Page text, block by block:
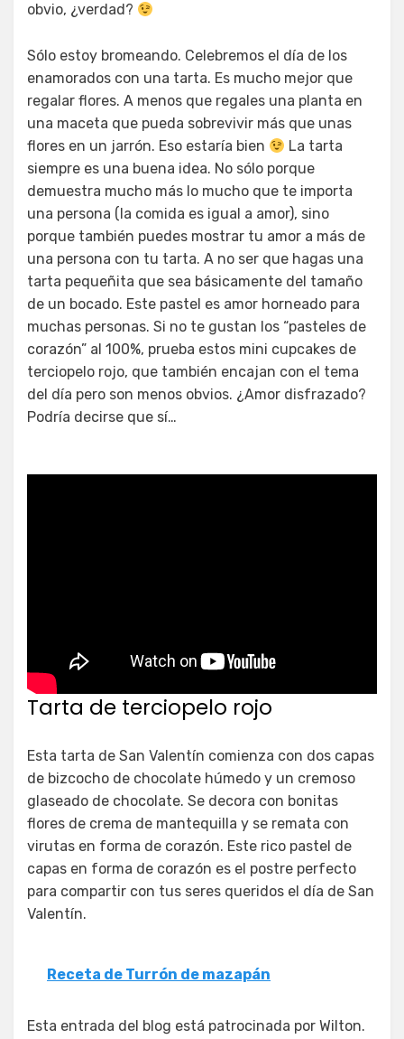
obvio, ¿verdad?
Sólo estoy bromeando. Celebremos el día de los
enamorados con una tarta. Es mucho mejor que
regalar flores. A menos que regales una planta en
una maceta que pueda sobrevivir más que unas
flores en un jarrón. Eso estaría bien
La tarta
siempre es una buena idea. No sólo porque
demuestra mucho más lo mucho que te importa
una persona (la comida es igual a amor), sino
porque también puedes mostrar tu amor a más de
una persona con tu tarta. A no ser que hagas una
tarta pequeñita que sea básicamente del tamaño
de un bocado. Este pastel es amor horneado para
muchas personas. Si no te gustan los “pasteles de
corazón” al 100%, prueba estos mini cupcakes de
terciopelo rojo, que también encajan con el tema
del día pero son menos obvios. ¿Amor disfrazado?
Podría decirse que sí…
Tarta de terciopelo rojo
Esta tarta de San Valentín comienza con dos capas
de bizcocho de chocolate húmedo y un cremoso
glaseado de chocolate. Se decora con bonitas
flores de crema de mantequilla y se remata con
virutas en forma de corazón. Este rico pastel de
capas en forma de corazón es el postre perfecto
para compartir con tus seres queridos el día de San
Valentín.
Receta de Turrón de mazapán
Esta entrada del blog está patrocinada por Wilton.